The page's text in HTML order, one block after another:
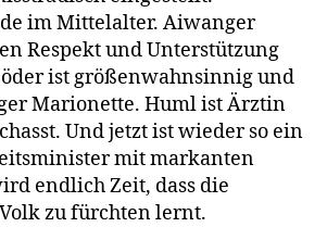
im Mittelalter. Aiwanger
Respekt und Unterstützung
ist größenwahnsinnig und
Marionette. Huml ist Ärztin
Und jetzt ist wieder so ein
mit markanten
endlich Zeit, dass die
zu fürchten lernt.